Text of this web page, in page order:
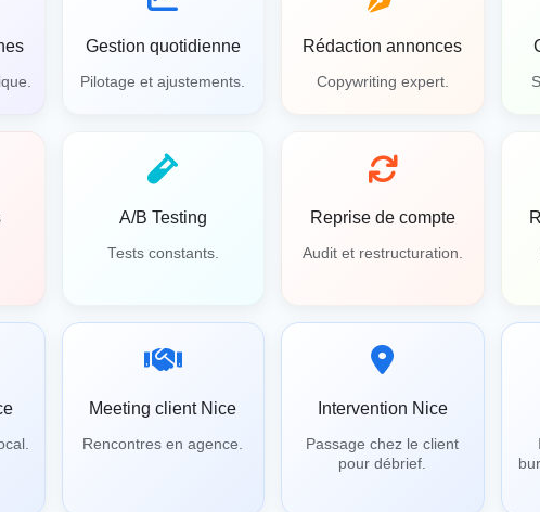
Gestion quotidienne
Pilotage et ajustements.
Rédaction annonces
Copywriting expert.
A/B Testing
Tests constants.
Reprise de compte
Audit et restructuration.
Meeting client Nice
Rencontres en agence.
Intervention Nice
Passage chez le client
pour débrief.